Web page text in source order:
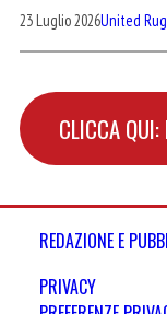
23 Luglio 2026United
CLICCA QUI:
REDAZIONE E
PRIVACY